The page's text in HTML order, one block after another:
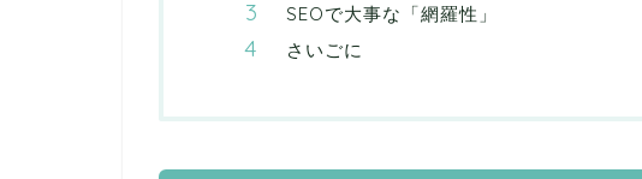
SEOで大事な「網羅性」
さいごに